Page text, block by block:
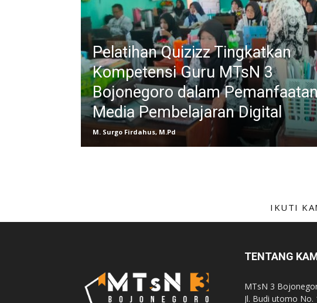
Pelatihan Quizizz Tingkatkan
Kompetensi Guru MTsN 3
Bojonegoro dalam
Media Pembelajaran Digital
M. Surgo Firdahus, M.Pd
IKUTI
TENTANG
MTsN 3
Jl. Budi utomo